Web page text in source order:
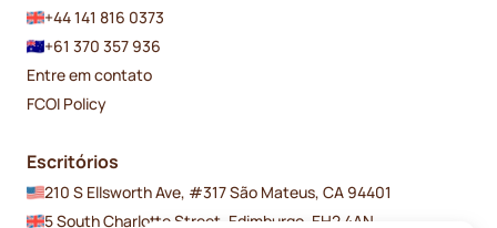
+44 141 816 0373
+61 370 357 936
Entre em contato
FCOI Policy
Escritórios
210 S Ellsworth Ave, #317 São Mateus, CA 94401
5 South Charlotte Street, Edimburgo, EH2 4AN